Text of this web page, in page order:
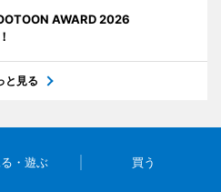
AWARD 2026
と見る
・遊ぶ 買う